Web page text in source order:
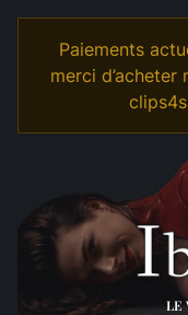
Paiements
merci
LE